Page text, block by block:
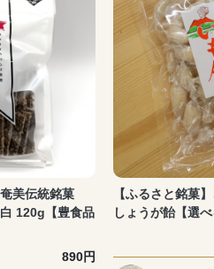
美伝統銘菓
120g【豊食品
890円
【ふるさと銘菓
しょうが飴【選べ